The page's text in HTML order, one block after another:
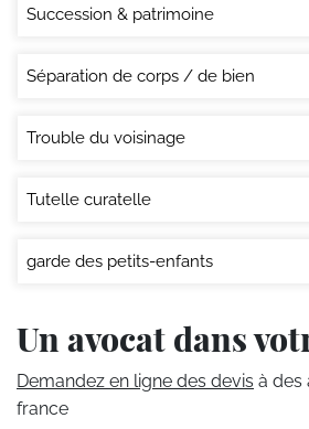
Succession & patrimoine
Séparation de corps / de bien
Trouble du voisinage
Tutelle curatelle
garde des petits-enfants
Un avocat dans
Demandez en ligne des devis à des
france